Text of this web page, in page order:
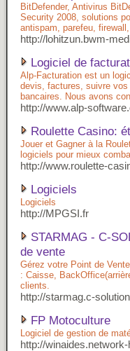
BitDefender, Antivirus
Security 2008, solutions
antispam, parefeu,
http://lohitzun.bwm-
Logiciel de
Alp-Facturation est un
devis, factures, suivre
bancaires. Nous avons
http://www.alp-
Roulette Casino:
Jouer et Gagner à la
logiciels pour mieux
http://www.roulette-
Logiciels
Logiciels
http://MPGSI.fr
STARMAG - C-
de vente
Gérez votre Point de
: Caisse,
clients.
http://starmag.c-
FP Motoculture
Logiciel de gestion de
http://